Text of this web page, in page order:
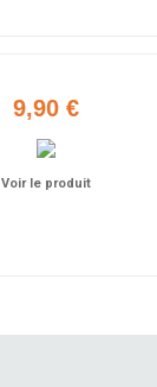
9,90 €
Voir le produit